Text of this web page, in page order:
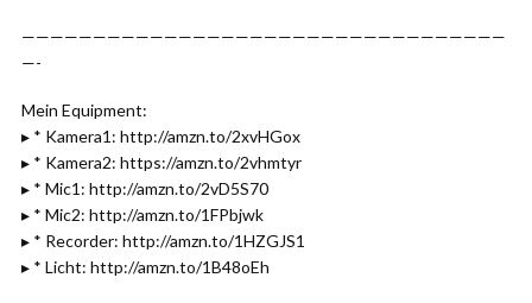
——————————————————————————————————
—-
Mein Equipment:
▸ * Kamera1: http://amzn.to/2xvHGox
▸ * Kamera2: https://amzn.to/2vhmtyr
▸ * Mic1: http://amzn.to/2vD5S70
▸ * Mic2: http://amzn.to/1FPbjwk
▸ * Recorder: http://amzn.to/1HZGJS1
▸ * Licht: http://amzn.to/1B48oEh